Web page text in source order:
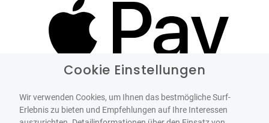
Cookie Einstellungen
Wir verwenden Cookies, um Ihnen das bestmögliche Surf-
Erlebnis zu bieten und Empfehlungen auf Ihre Interessen